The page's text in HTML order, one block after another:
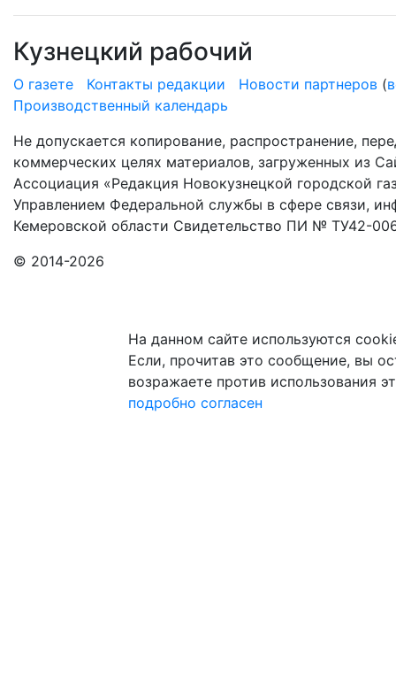
Кузнецкий рабочий
О газете Контакты редакции Новости партнеров (
Производственный календарь
Не допускается копирование, распространение,
коммерческих целях материалов, загруженных из
Ассоциация «Редакция Новокузнецкой городской
Управлением Федеральной службы в сфере связи,
Кемеровской области Свидетельство ПИ № ТУ42-
© 2014-2026
На данном сайте используются
Если, прочитав это сообщение, вы
возражаете против использования
подробно согласен